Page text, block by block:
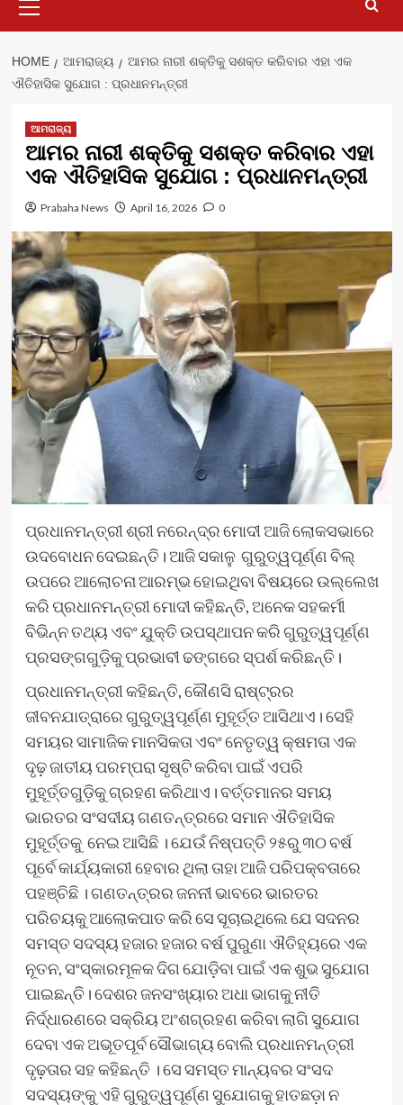
Menu
HOME ଆମରାଜ୍ୟ
ଆମର ନାରୀ ଶକ୍ତିକୁ ସଶକ୍ତ କରିବାର ଏହା ଏକ
ଐତିହାସିକ ସୁଯୋଗ : ପ୍ରଧାନମନ୍ତ୍ରୀ
ଆମରାଜ୍ୟ
ଆମର ନାରୀ ଶକ୍ତିକୁ ସଶକ୍ତ କରିବାର ଏହା
ଏକ ଐତିହାସିକ ସୁଯୋଗ : ପ୍ରଧାନମନ୍ତ୍ରୀ
Prabaha News April 16, 2026 0
ପ୍ରଧାନମନ୍ତ୍ରୀ ଶ୍ରୀ ନରେନ୍ଦ୍ର ମୋଦୀ ଆଜି ଲୋକସଭାରେ
ଉଦବୋଧନ ଦେଇଛନ୍ତି। ଆଜି ସକାଳୁ ଗୁରୁତ୍ୱପୂର୍ଣ୍ଣ ବିଲ୍
ଉପରେ ଆଲୋଚନା ଆରମ୍ଭ ହୋଇଥିବା ବିଷୟରେ ଉଲ୍ଲେଖ
କରି ପ୍ରଧାନମନ୍ତ୍ରୀ ମୋଦୀ କହିଛନ୍ତି, ଅନେକ ସହକର୍ମୀ
ବିଭିନ୍ନ ତଥ୍ୟ ଏବଂ ଯୁକ୍ତି ଉପସ୍ଥାପନ କରି ଗୁରୁତ୍ୱପୂର୍ଣ୍ଣ
ପ୍ରସଙ୍ଗଗୁଡ଼ିକୁ ପ୍ରଭାବୀ ଢଙ୍ଗରେ ସ୍ପର୍ଶ କରିଛନ୍ତି।
ପ୍ରଧାନମନ୍ତ୍ରୀ କହିଛନ୍ତି, କୌଣସି ରାଷ୍ଟ୍ରର
ଜୀବନଯାତ୍ରାରେ ଗୁରୁତ୍ୱପୂର୍ଣ୍ଣ ମୁହୂର୍ତ୍ତ ଆସିଥାଏ। ସେହି
ସମୟର ସାମାଜିକ ମାନସିକତା ଏବଂ ନେତୃତ୍ୱ କ୍ଷମତା ଏକ
ଦୃଢ଼ ଜାତୀୟ ପରମ୍ପରା ସୃଷ୍ଟି କରିବା ପାଇଁ ଏପରି
ମୁହୂର୍ତ୍ତଗୁଡ଼ିକୁ ଗ୍ରହଣ କରିଥାଏ। ବର୍ତ୍ତମାନର ସମୟ
ଭାରତର ସଂସଦୀୟ ଗଣତନ୍ତ୍ରରେ ସମାନ ଐତିହାସିକ
ମୁହୂର୍ତ୍ତକୁ ନେଇ ଆସିଛି । ଯେଉଁ ନିଷ୍ପତ୍ତି ୨୫ରୁ ୩୦ ବର୍ଷ
ପୂର୍ବେ କାର୍ଯ୍ୟକାରୀ ହେବାର ଥିଲା ତାହା ଆଜି ପରିପକ୍ବତାରେ
ପହଞ୍ଚିଛି । ଗଣତନ୍ତ୍ରର ଜନନୀ ଭାବରେ ଭାରତର
ପରିଚୟକୁ ଆଲୋକପାତ କରି ସେ ସୂଚାଇଥିଲେ ଯେ ସଦନର
ସମସ୍ତ ସଦସ୍ୟ ହଜାର ହଜାର ବର୍ଷ ପୁରୁଣା ଐତିହ୍ୟରେ ଏକ
ନୂତନ, ସଂସ୍କାରମୂଳକ ଦିଗ ଯୋଡ଼ିବା ପାଇଁ ଏକ ଶୁଭ ସୁଯୋଗ
ପାଇଛନ୍ତି। ଦେଶର ଜନସଂଖ୍ୟାର ଅଧା ଭାଗକୁ ନୀତି
ନିର୍ଦ୍ଧାରଣରେ ସକ୍ରିୟ ଅଂଶଗ୍ରହଣ କରିବା ଲାଗି ସୁଯୋଗ
ଦେବା ଏକ ଅଭୂତପୂର୍ବ ସୌଭାଗ୍ୟ ବୋଲି ପ୍ରଧାନମନ୍ତ୍ରୀ
ଦୃଢ଼ତାର ସହ କହିଛନ୍ତି । ସେ ସମସ୍ତ ମାନ୍ୟବର ସଂସଦ
ସଦସ୍ୟଙ୍କୁ ଏହି ଗୁରୁତ୍ୱପୂର୍ଣ୍ଣ ସୁଯୋଗକୁ ହାତଛଡ଼ା ନ